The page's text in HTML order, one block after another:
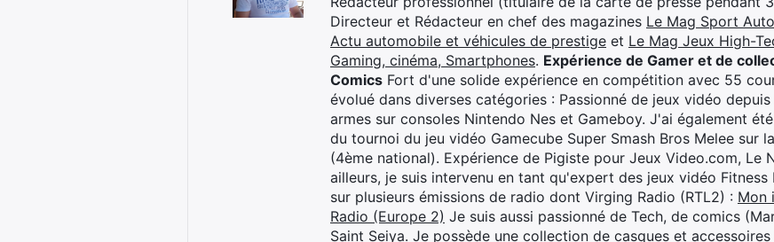
Directeur et Rédacteur en chef des magazines Le Mag Sport Auto
Actu automobile et véhicules de prestige et Le Mag Jeux High-
Gaming, cinéma, Smartphones. Expérience de Gamer et de
Comics Fort d'une solide expérience en compétition avec 55
évolué dans diverses catégories : Passionné de jeux vidéo
armes sur consoles Nintendo Nes et Gameboy. J'ai également
du tournoi du jeu vidéo Gamecube Super Smash Bros Melee sur
(4ème national). Expérience de Pigiste pour Jeux Video.com, Le
ailleurs, je suis intervenu en tant qu'expert des jeux vidéo
sur plusieurs émissions de radio dont Virging Radio (RTL2) : Mon
Radio (Europe 2) Je suis aussi passionné de Tech, de comics
Saint Seiya. Je possède une collection de casques et